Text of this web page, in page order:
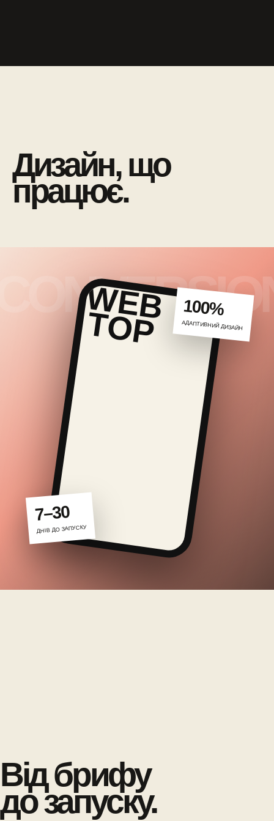
Дизайн, що
працює.
7–30
ДНІВ ДО ЗАПУСКУ
100%
АДАПТИВНИЙ ДИЗАЙН
Від брифу
до запуску.